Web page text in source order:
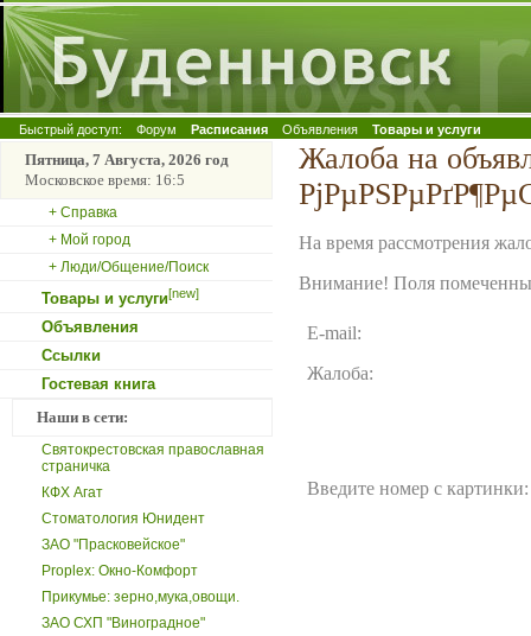
Быстрый доступ: Форум Расписания Объявления Товары и услуги
Пятница, 7 Августа, 2026 год
Московское время: 16:5
+ Справка
+ Мой город
+ Люди/Общение/Поиск
Товары и услуги[new]
Объявления
Ссылки
Гостевая книга
Наши в сети:
Святокрестовская православная
страничка
КФХ Агат
Стоматология Юнидент
ЗАО "Прасковейское"
Proplex: Окно-Комфорт
Прикумье: зерно,мука,овощи.
ЗАО СХП "Виноградное"
Жалоба на
На время рассмотрения
Внимание! Поля
E-mail:
Жалоба:
Введите номер с картинки: